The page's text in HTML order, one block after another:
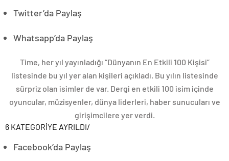
Twitter’da Paylaş
Whatsapp’da Paylaş
Time, her yıl yayınladığı “Dünyanın En Etkili 100 Kişisi”
listesinde bu yıl yer alan kişileri açıkladı. Bu yılın listesinde
sürpriz olan isimler de var. Dergi en etkili 100 isim içinde
oyuncular, müzisyenler, dünya liderleri, haber sunucuları ve
girişimcilere yer verdi.
6 KATEGORİYE AYRILDI/
Facebook’da Paylaş